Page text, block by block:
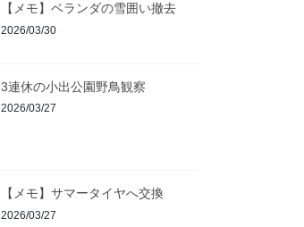
【メモ】ベランダの雪囲い撤去
2026/03/30
3連休の小出公園野鳥観察
2026/03/27
【メモ】サマータイヤへ交換
2026/03/27